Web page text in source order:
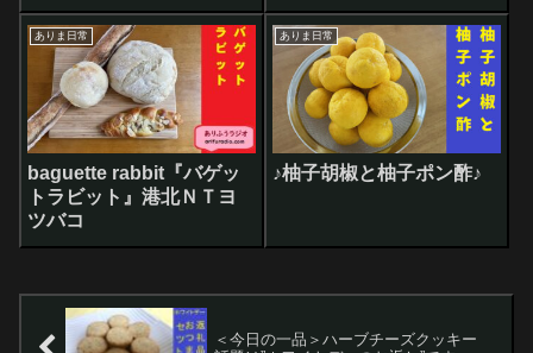
ありま日常
baguette rabbit『バゲッ
トラビット』港北ＮＴヨ
ツバコ
ありま日常
♪柚子胡椒と柚子ポン酢♪
＜今日の一品＞ハーブチーズクッキー